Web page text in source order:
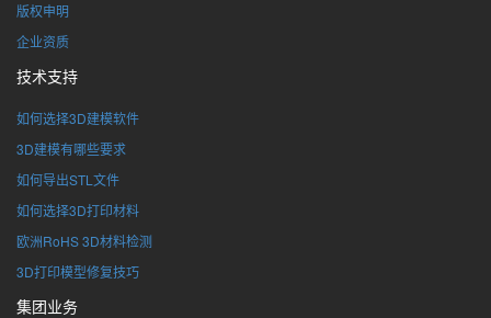
版权申明
企业资质
技术支持
如何选择3D建模软件
3D建模有哪些要求
如何导出STL文件
如何选择3D打印材料
欧洲RoHS 3D材料检测
3D打印模型修复技巧
集团业务